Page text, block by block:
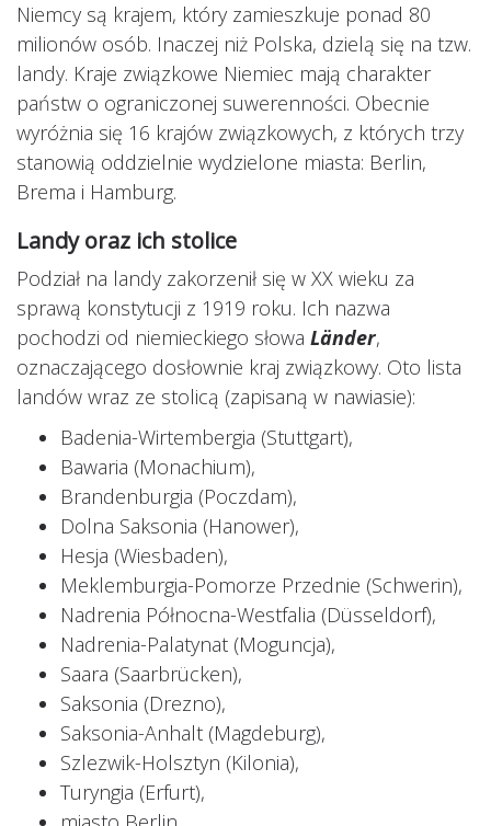
Niemcy są krajem, który zamieszkuje ponad 80
milionów osób. Inaczej niż Polska, dzielą się na tzw.
landy. Kraje związkowe Niemiec mają charakter
państw o ograniczonej suwerenności. Obecnie
wyróżnia się 16 krajów związkowych, z których trzy
stanowią oddzielnie wydzielone miasta: Berlin,
Brema i Hamburg.
Landy oraz ich stolice
Podział na landy zakorzenił się w XX wieku za
sprawą konstytucji z 1919 roku. Ich nazwa
pochodzi od niemieckiego słowa Länder,
oznaczającego dosłownie kraj związkowy. Oto lista
landów wraz ze stolicą (zapisaną w nawiasie):
Badenia-Wirtembergia (Stuttgart),
Bawaria (Monachium),
Brandenburgia (Poczdam),
Dolna Saksonia (Hanower),
Hesja (Wiesbaden),
Meklemburgia-Pomorze Przednie (Schwerin),
Nadrenia Północna-Westfalia (Düsseldorf),
Nadrenia-Palatynat (Moguncja),
Saara (Saarbrücken),
Saksonia (Drezno),
Saksonia-Anhalt (Magdeburg),
Szlezwik-Holsztyn (Kilonia),
Turyngia (Erfurt),